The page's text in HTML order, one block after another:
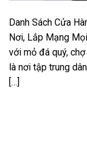
Danh Sách Cửa
Nơi, Lắp Mạng
với mỏ đá quý,
là nơi tập trung
[…]